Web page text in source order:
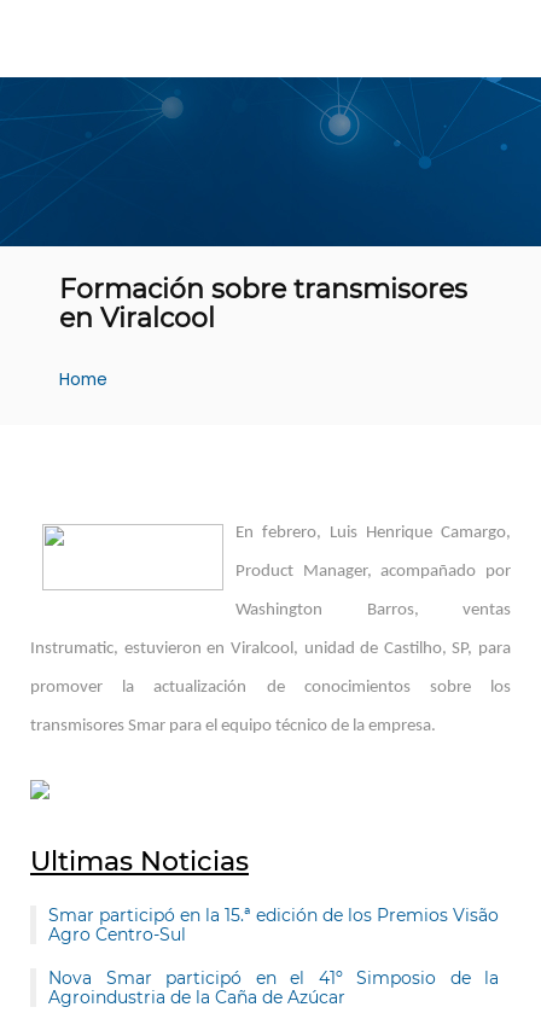
Formación sobre transmisores
en Viralcool
Home
En febrero, Luis Henrique Camargo,
Product Manager, acompañado por
Washington Barros, ventas
Instrumatic, estuvieron en Viralcool, unidad de Castilho, SP, para
promover la actualización de conocimientos sobre los
transmisores Smar para el equipo técnico de la empresa.
Ultimas Noticias
Smar participó en la 15.ª edición de los Premios Visão
Agro Centro-Sul
Nova Smar participó en el 41º Simposio de la
Agroindustria de la Caña de Azúcar